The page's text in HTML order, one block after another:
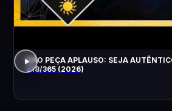
NÃO PEÇA APLAUSO: SEJA
218/365 (2026)